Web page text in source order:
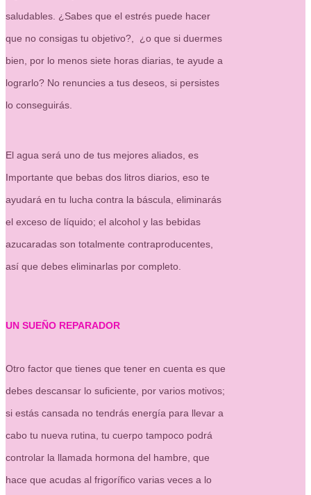
saludables. ¿Sabes que el estrés puede hacer
que no consigas tu objetivo?, ¿o que si duermes
bien, por lo menos siete horas diarias, te ayude a
lograrlo? No renuncies a tus deseos, si persistes
lo conseguirás.
El agua será uno de tus mejores aliados, es
Importante que bebas dos litros diarios, eso te
ayudará en tu lucha contra la báscula, eliminarás
el exceso de líquido; el alcohol y las bebidas
azucaradas son totalmente contraproducentes,
así que debes eliminarlas por completo.
UN SUEÑO REPARADOR
Otro factor que tienes que tener en cuenta es que
debes descansar lo suficiente, por varios motivos;
si estás cansada no tendrás energía para llevar a
cabo tu nueva rutina, tu cuerpo tampoco podrá
controlar la llamada hormona del hambre, que
hace que acudas al frigorífico varias veces a lo